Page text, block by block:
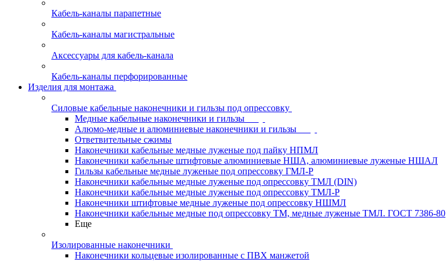
Кабель-каналы парапетные
Кабель-каналы магистральные
Аксессуары для кабель-канала
Кабель-каналы перфорированные
Изделия для монтажа
Силовые кабельные наконечники и гильзы под опрессовку
Медные кабельные наконечники и гильзы
Алюмо-медные и алюминиевые наконечники и гильзы
Ответвительные сжимы
Наконечники кабельные медные луженые под пайку НПМЛ
Наконечники кабельные штифтовые алюминиевые НША, алюминиевые луженые НШАЛ
Гильзы кабельные медные луженые под опрессовку ГМЛ-Р
Наконечники кабельные медные луженые под опрессовку ТМЛ (DIN)
Наконечники кабельные медные луженые под опрессовку ТМЛ-Р
Наконечники штифтовые медные луженые под опрессовку НШМЛ
Наконечники кабельные медные под опрессовку ТМ, медные луженые ТМЛ. ГОСТ 7386-80
Еще
Изолированные наконечники
Наконечники кольцевые изолированные с ПВХ манжетой